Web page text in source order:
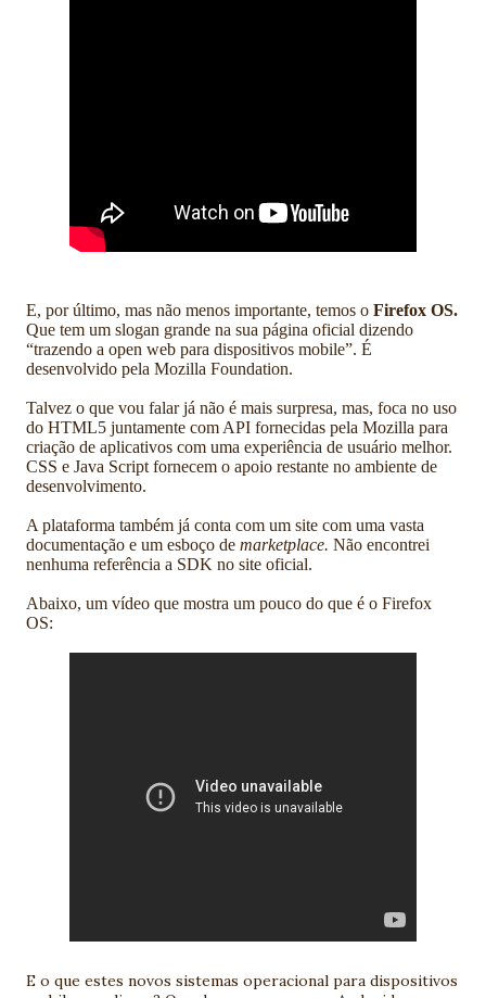
E, por último, mas não menos importante, temos o Firefox OS.
Que tem um slogan grande na sua página oficial dizendo
“trazendo a open web para dispositivos mobile”. É
desenvolvido pela Mozilla Foundation.
Talvez o que vou falar já não é mais surpresa, mas, foca no uso
do HTML5 juntamente com API fornecidas pela Mozilla para
criação de aplicativos com uma experiência de usuário melhor.
CSS e Java Script fornecem o apoio restante no ambiente de
desenvolvimento.
A plataforma também já conta com um site com uma vasta
documentação e um esboço de marketplace. Não encontrei
nenhuma referência a SDK no site oficial.
Abaixo, um vídeo que mostra um pouco do que é o Firefox
OS:
E o que estes novos sistemas operacional para dispositivos